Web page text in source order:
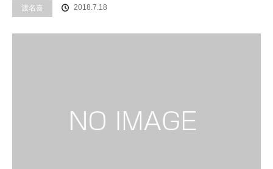
渡名喜 2018.7.18